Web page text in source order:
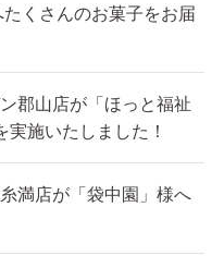
たくさんのお菓子をお届
郡山店が「ほっと福祉
施いたしました！
満店が「袋中園」様へ